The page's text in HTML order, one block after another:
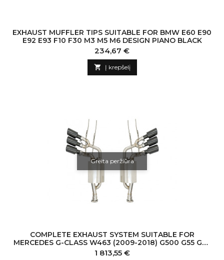
EXHAUST MUFFLER TIPS SUITABLE FOR BMW E60 E90
E92 E93 F10 F30 M3 M5 M6 DESIGN PIANO BLACK
Kaina
234,67 €
 Į krepšelį
Greita peržiūra
COMPLETE EXHAUST SYSTEM SUITABLE FOR
MERCEDES G-CLASS W463 (2009-2018) G500 G55 G63
G65 TRIPLE BLACK MUFFLER TIPS WITH VALVETRON
Kaina
1 813,55 €